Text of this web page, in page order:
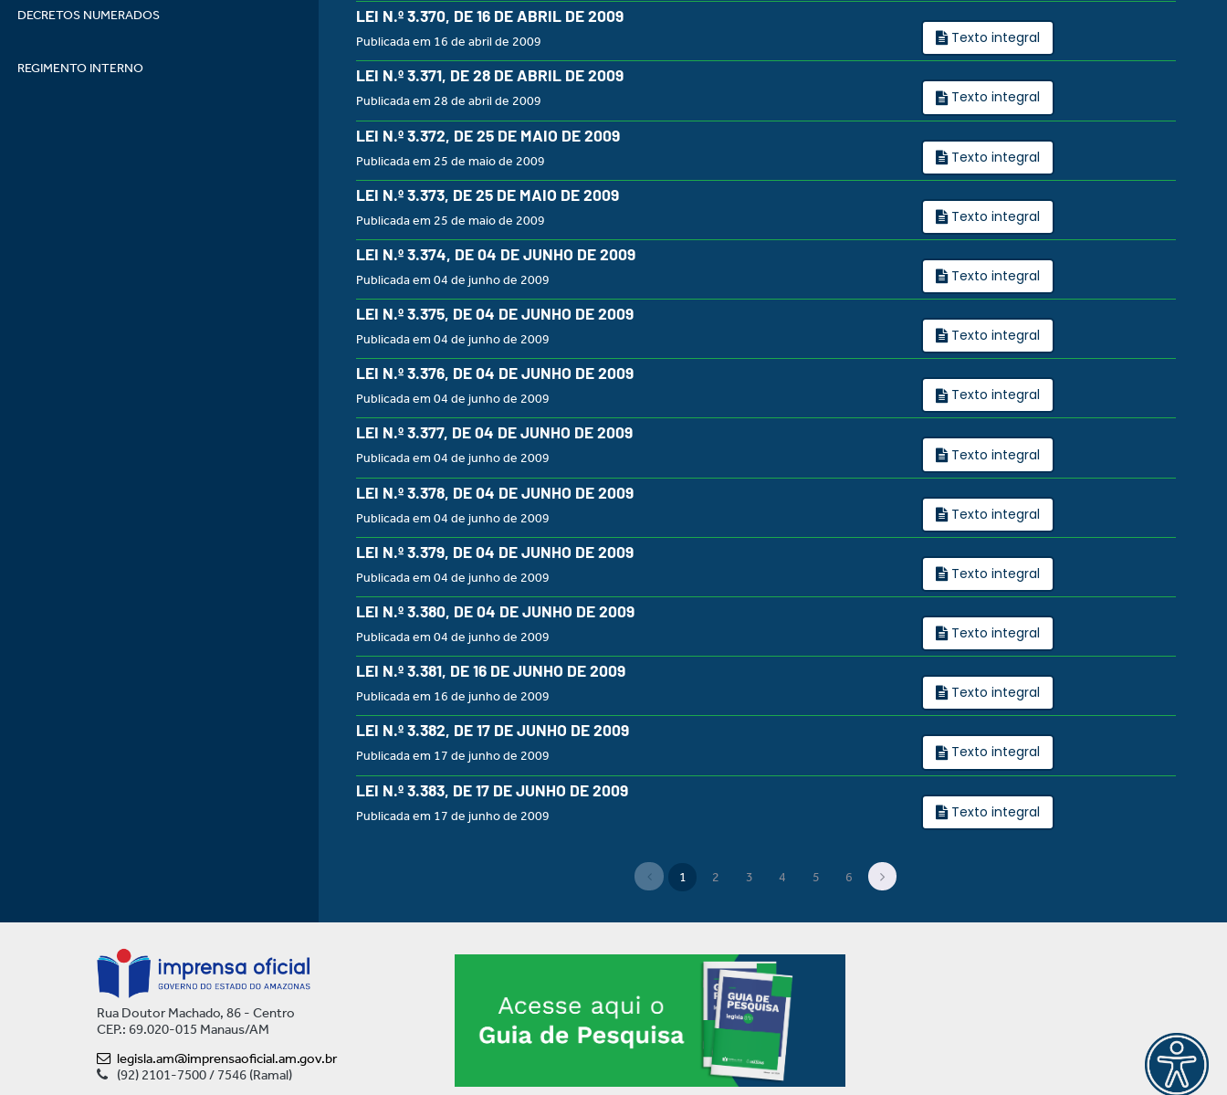
DECRETOS NUMERADOS
REGIMENTO INTERNO
LEI N.º 3.370, DE 16 DE ABRIL DE 2009
Publicada em 16 de abril de 2009 Texto integral
LEI N.º 3.371, DE 28 DE ABRIL DE 2009
Publicada em 28 de abril de 2009 Texto integral
LEI N.º 3.372, DE 25 DE MAIO DE 2009
Publicada em 25 de maio de 2009 Texto integral
LEI N.º 3.373, DE 25 DE MAIO DE 2009
Publicada em 25 de maio de 2009 Texto integral
LEI N.º 3.374, DE 04 DE JUNHO DE 2009
Publicada em 04 de junho de 2009 Texto integral
LEI N.º 3.375, DE 04 DE JUNHO DE 2009
Publicada em 04 de junho de 2009 Texto integral
LEI N.º 3.376, DE 04 DE JUNHO DE 2009
Publicada em 04 de junho de 2009 Texto integral
LEI N.º 3.377, DE 04 DE JUNHO DE 2009
Publicada em 04 de junho de 2009 Texto integral
LEI N.º 3.378, DE 04 DE JUNHO DE 2009
Publicada em 04 de junho de 2009 Texto integral
LEI N.º 3.379, DE 04 DE JUNHO DE 2009
Publicada em 04 de junho de 2009 Texto integral
LEI N.º 3.380, DE 04 DE JUNHO DE 2009
Publicada em 04 de junho de 2009 Texto integral
LEI N.º 3.381, DE 16 DE JUNHO DE 2009
Publicada em 16 de junho de 2009 Texto integral
LEI N.º 3.382, DE 17 DE JUNHO DE 2009
Publicada em 17 de junho de 2009 Texto integral
LEI N.º 3.383, DE 17 DE JUNHO DE 2009
Publicada em 17 de junho de 2009 Texto integral
1(current)
2 3 4 5 6
Rua Doutor Machado, 86 - Centro
CEP.: 69.020-015 Manaus/AM
legisla.am@imprensaoficial.am.gov.br
(92) 2101-7500 / 7546 (Ramal)